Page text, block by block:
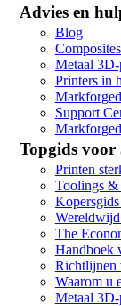
Advies en
Blog
Metaal
Printers in
Support
Topgids
Printen
Toolings &
The
Handboek
Richtlijnen
Waarom u
Metaal